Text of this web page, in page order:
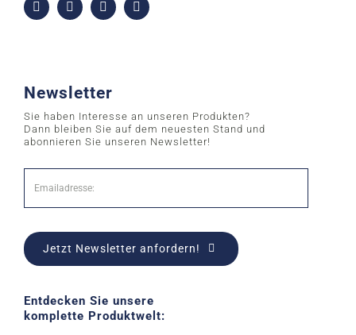
Newsletter
Sie haben Interesse an unseren Produkten?
Dann bleiben Sie auf dem neuesten Stand und
abonnieren Sie unseren Newsletter!
Jetzt Newsletter anfordern!
Entdecken Sie unsere
komplette Produktwelt: